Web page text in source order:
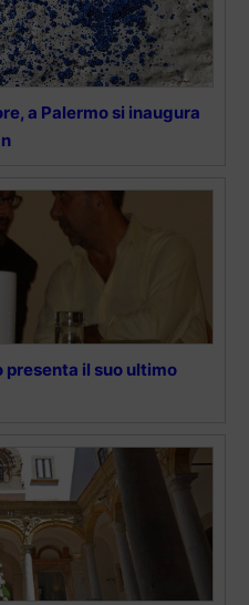
a Palermo si inaugura
presenta il suo ultimo